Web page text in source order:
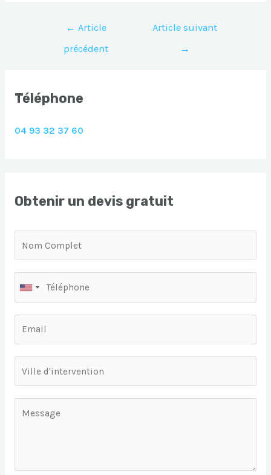
Navigation
l’article
← Article
précédent
Article suivant
→
Téléphone
04 93 32 37 60
Obtenir un devis gratuit